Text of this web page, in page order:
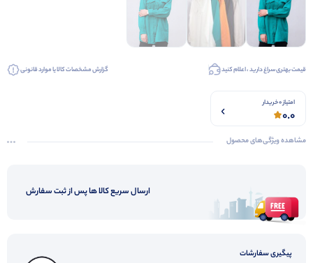
قیمت بهتری سراغ دارید ، اعلام کنید گزارش مشخصات کالا یا موارد قانونی
امتیاز 0 خریدار
0.0
مشاهده ویژگی‌های محصول
ارسال سریع کالا ها پس از ثبت سفارش
پیگیری سفارشات